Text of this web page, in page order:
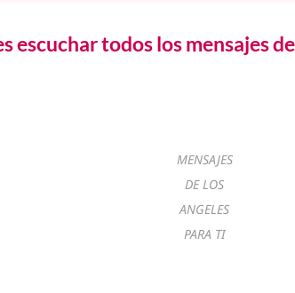
escuchar todos los mensajes
MENSAJES
DE LOS
ANGELES
PARA TI